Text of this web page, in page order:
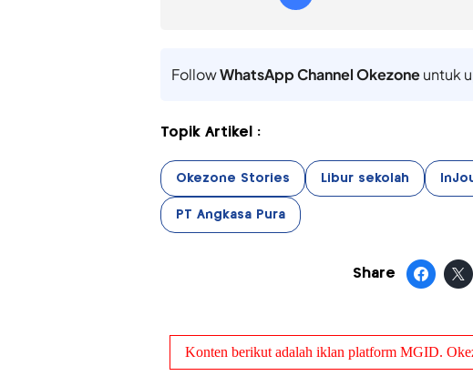
FollowWhatsApp Channel Okezoneuntuk
Topik Artikel :
Okezone Stories Libur sekolah
PT Angkasa Pura
Share